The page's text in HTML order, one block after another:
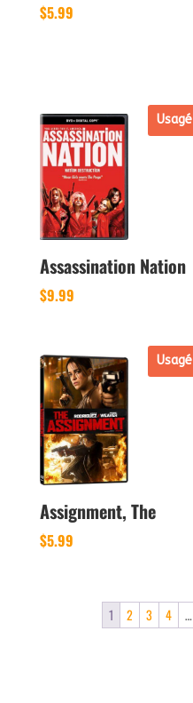
$5.99
Usagé
Assassination Nation
$9.99
Usagé
Assignment, The
$5.99
1 2 3 4 …